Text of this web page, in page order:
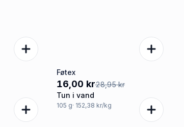
-45%
Føtex
16,00 kr28,95 kr
Tun i vand
105 g· 152,38 kr/kg